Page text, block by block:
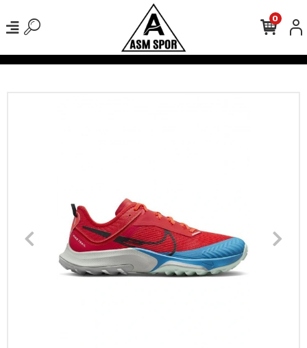
Kargo Ücretsiz! 500 TL Üzeri Tüm Alışverişlerinizde
0